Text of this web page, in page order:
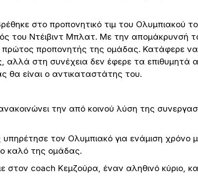
στο προπονητικό τιμ του Ολυμπιακού το
του Ντέιβιντ Μπλατ. Με την απομάκρυνσή
προπονητής της ομάδας. Κατάφερε να
αλλά στη συνέχεια δεν έφερε τα επιθυμητά
θα είναι ο αντικαταστάτης του.
την από κοινού λύση της
τον Ολυμπιακό για ενάμιση χρόνο
καλό της ομάδας.
στον coach Κεμζούρα, έναν αληθινό κύριο,